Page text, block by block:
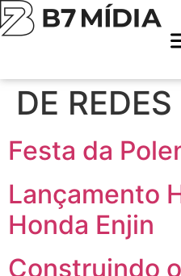
Serviço:
DE
Festa da
Lançamento
Honda Enjin
Construindo o